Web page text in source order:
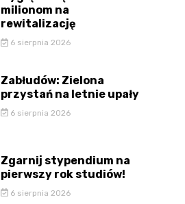
milionom na
rewitalizację
6 sierpnia 2026
Zabłudów: Zielona
przystań na letnie upały
6 sierpnia 2026
Zgarnij stypendium na
pierwszy rok studiów!
6 sierpnia 2026